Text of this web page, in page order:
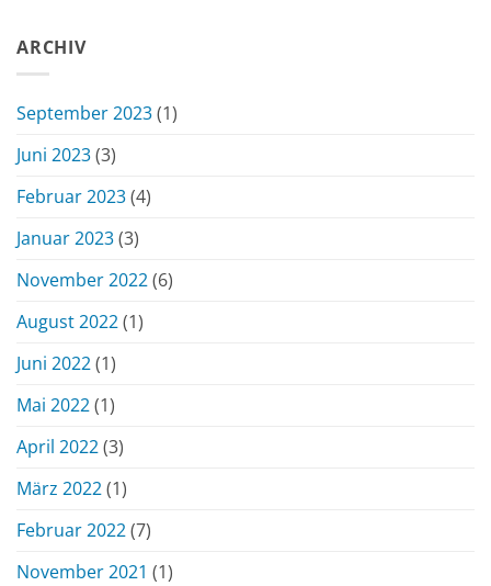
ARCHIV
September 2023(1)
Juni 2023(3)
Februar 2023(4)
Januar 2023(3)
November 2022(6)
August 2022(1)
Juni 2022(1)
Mai 2022(1)
April 2022(3)
März 2022(1)
Februar 2022(7)
November 2021 (1)